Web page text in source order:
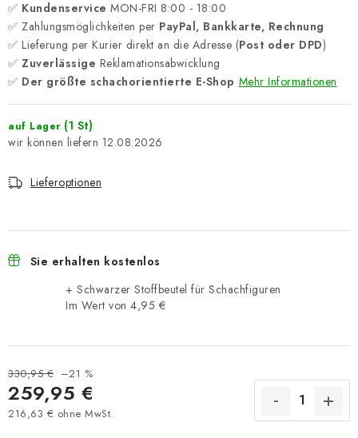
✅ Kundenservice MON-FRI 8:00 - 18:00
✅ Zahlungsmöglichkeiten per PayPal, Bankkarte, Rechnung
✅ Lieferung per Kurier direkt an die Adresse (Post oder DPD)
✅ Zuverlässige Reklamationsabwicklung
✅ Der größte schachorientierte E-Shop Mehr Informationen
auf Lager (1 St)
12.08.2026
Lieferoptionen
Sie erhalten kostenlos
+ Schwarzer Stoffbeutel für Schachfiguren
Im Wert von 4,95 €
330,95 € –21 %
259,95 €
216,63 € ohne MwSt.